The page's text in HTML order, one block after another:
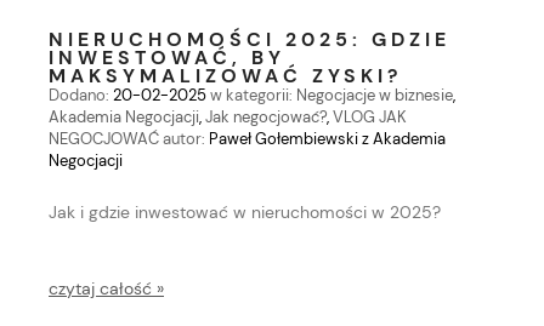
NIERUCHOMOŚCI 2025: GDZIE
INWESTOWAĆ, BY
MAKSYMALIZOWAĆ ZYSKI?
Dodano: 20-02-2025w kategorii: Negocjacje w biznesie,
Akademia Negocjacji,Jak negocjować?,VLOG JAK
NEGOCJOWAĆautor: Paweł Gołembiewski z Akademia
Negocjacji
Jak i gdzie inwestować w nieruchomości w 2025?
czytaj całość »